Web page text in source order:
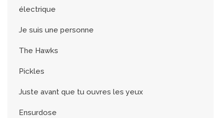
électrique
Je suis une personne
The Hawks
Pickles
Juste avant que tu ouvres les yeux
Ensurdose